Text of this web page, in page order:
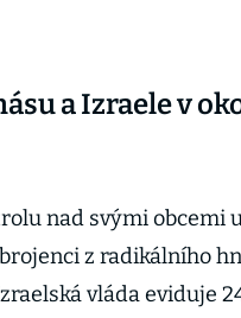
a Izraele v
nad svými obcemi
z radikálního
vláda eviduje